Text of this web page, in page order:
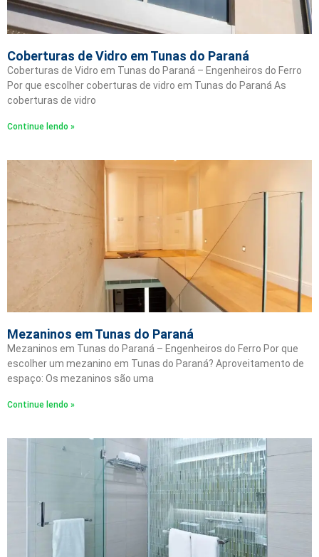
Coberturas de Vidro em Tunas do Paraná
Coberturas de Vidro em Tunas do Paraná – Engenheiros do Ferro
Por que escolher coberturas de vidro em Tunas do Paraná As
coberturas de vidro
Continue lendo »
Mezaninos em Tunas do Paraná
Mezaninos em Tunas do Paraná – Engenheiros do Ferro Por que
escolher um mezanino em Tunas do Paraná? Aproveitamento de
espaço: Os mezaninos são uma
Continue lendo »